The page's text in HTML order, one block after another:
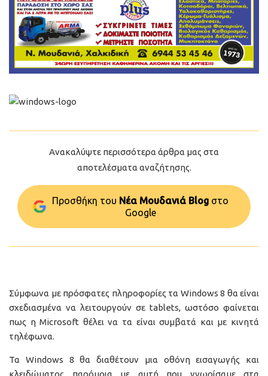
Ανακαλύψτε περισσότερα άρθρα μας στα
αποτελέσματα αναζήτησης.
Προσθήκη του Νέα Μουδανιά Blog στo
Google
Σύμφωνα με πρόσφατες πληροφορίες τα Windows 8 θα είναι
σχεδιασμένα να λειτουργούν σε tablets, ωστόσο φαίνεται
πως η Microsoft θέλει να τα είναι συμβατά και με κινητά
τηλέφωνα.
Τα Windows 8 θα διαθέτουν μια οθόνη εισαγωγής και